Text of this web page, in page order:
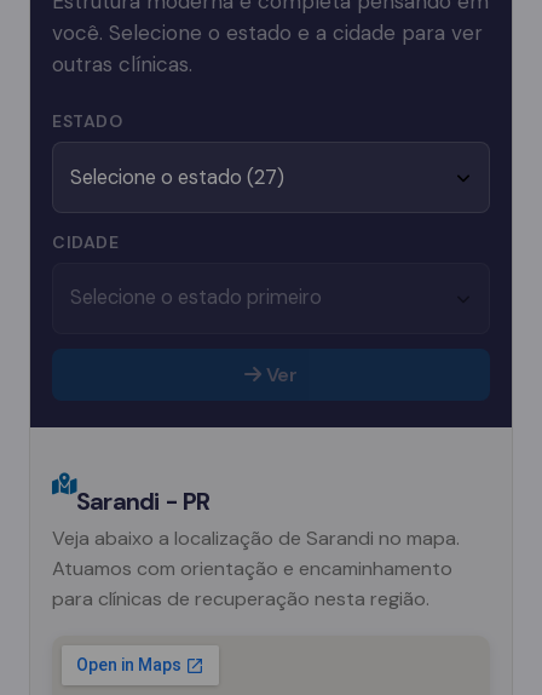
você. Selecione o estado e a cidade para ver
outras clínicas.
ESTADO
CIDADE
Ver
Sarandi - PR
Veja abaixo a localização de Sarandi no mapa.
Atuamos com orientação e encaminhamento
para clínicas de recuperação nesta região.